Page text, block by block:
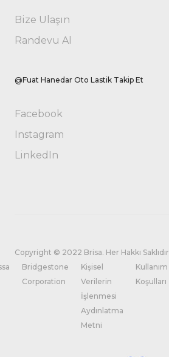
Bize Ulaşın
Randevu Al
@Fuat Hanedar Oto Lastik Takip Et
Facebook
Instagram
LinkedIn
Copyright © 2022 Brisa. Her Hakkı Saklıdır
Bridgestone
Corporation
Kişisel
Verilerin
İşlenmesi
Aydınlatma
Metni
Kullanım
Koşulları